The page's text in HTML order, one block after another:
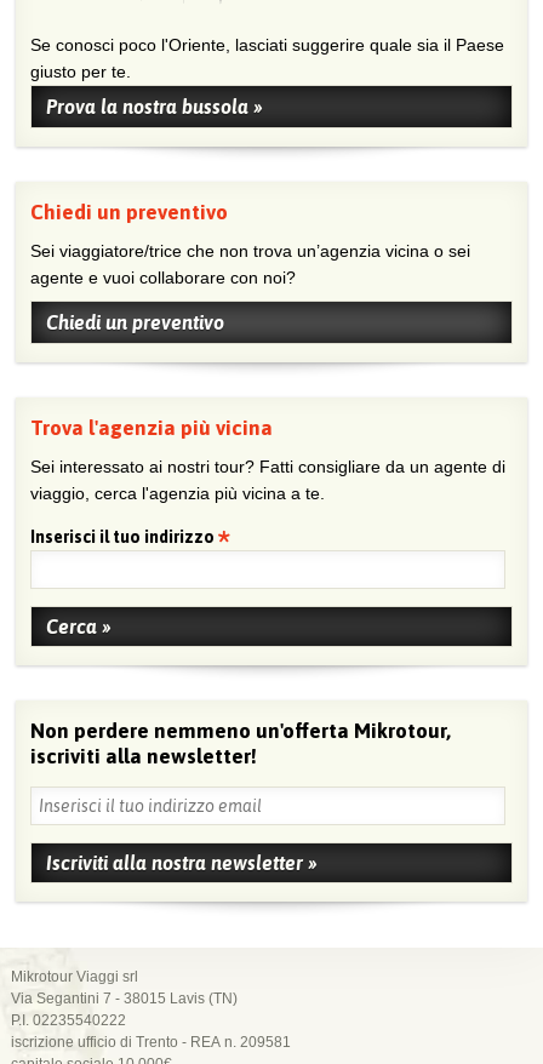
Se conosci poco l'Oriente, lasciati suggerire quale sia il Paese
giusto per te.
Prova la nostra bussola »
Chiedi un preventivo
Sei viaggiatore/trice che non trova un’agenzia vicina o sei
agente e vuoi collaborare con noi?
Chiedi un preventivo
Trova l'agenzia più vicina
Sei interessato ai nostri tour? Fatti consigliare da un agente di
viaggio, cerca l'agenzia più vicina a te.
Inserisci il tuo indirizzo
Non perdere nemmeno un'offerta Mikrotour,
iscriviti alla newsletter!
Mikrotour Viaggi srl
Via Segantini 7 - 38015 Lavis (TN)
P.I. 02235540222
iscrizione ufficio di Trento - REA n. 209581